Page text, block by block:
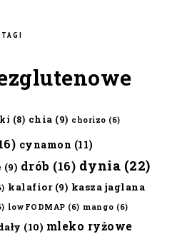
TAGI
(8) chia (9) chorizo (6)
cynamon (11)
(9) drób (16) dynia (22)
kalafior(9) kasza jaglana
lowFODMAP (6) mango (6)
(10) mleko ryżowe